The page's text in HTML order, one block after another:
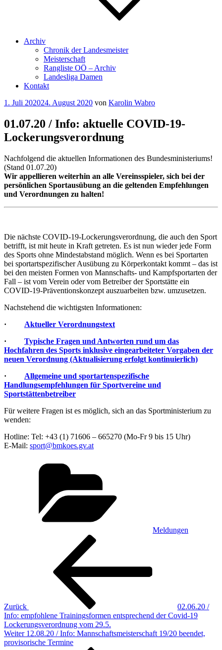
Archiv
Chronik der Landesmeister
Meisterschaft
Rangliste OÖ – Archiv
Landesliga Damen
Kontakt
Veröffentlicht
1. Juli 202024. August 2020 von Karolin Wabro
01.07.20 / Info: aktuelle COVID-19-
Lockerungsverordnung
Nachfolgend die aktuellen Informationen des Bundesministeriums!
(Stand 01.07.20)
Wir appellieren weiterhin an alle Vereinsspieler, sich bei der
persönlichen Sportausübung an die geltenden Empfehlungen
und Verordnungen zu halten!
Die nächste COVID-19-Lockerungsverordnung, die auch den Sport
betrifft, ist mit heute in Kraft getreten. Es ist nun wieder jede Form
des Sports ohne Mindestabstand möglich. Wenn es bei Sportarten
bei sportartspezifischer Ausübung zu Körperkontakt kommt – das ist
bei den meisten Formen von Mannschafts- und Kampfsportarten der
Fall – ist vom Verein oder vom Betreiber der Sportstätte ein
COVID-19-Präventionskonzept auszuarbeiten bzw. umzusetzen.
Nachstehend die wichtigsten Informationen:
· Aktueller Verordnungstext
· Typische Fragen und Antworten rund um das
Hochfahren des Sports inklusive eingearbeiteter Vorgaben der
neuen Verordnung (Aktualisierung erfolgt kontinuierlich)
· Allgemeine und sportartenspezifische
Handlungsempfehlungen für Sportvereine und
Sportstättenbetreiber
Für weitere Fragen ist es möglich, sich an das Sportministerium zu
wenden:
Hotline: Tel: +43 (1) 71606 – 665270 (Mo-Fr 9 bis 15 Uhr)
E-Mail: sport@bmkoes.gv.at
Meldungen
Beitragsnavigation
Zurück
02.06.20 /
Info: empfohlene Trainingsformen entsprechend der Covid-19
Lockerungsverordnung vom 29.5.
Nächster
Beitrag
Weiter 12.08.20 / Info: Mannschaftsmeisterschaft 19/20 beendet,
provisorische Termine